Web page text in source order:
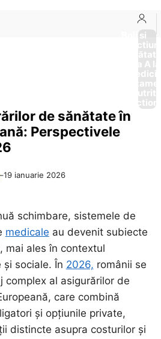
Boli si
Afectiuni
Sănătate
de la A
de sănătate în
Perspectivele
–19 ianuarie 2026
schimbare, sistemele de
medicale au devenit subiecte
mai ales în contextul
sociale. În 2026, românii se
complex al asigurărilor de
care combină
și opțiunile private,
distincte asupra costurilor și